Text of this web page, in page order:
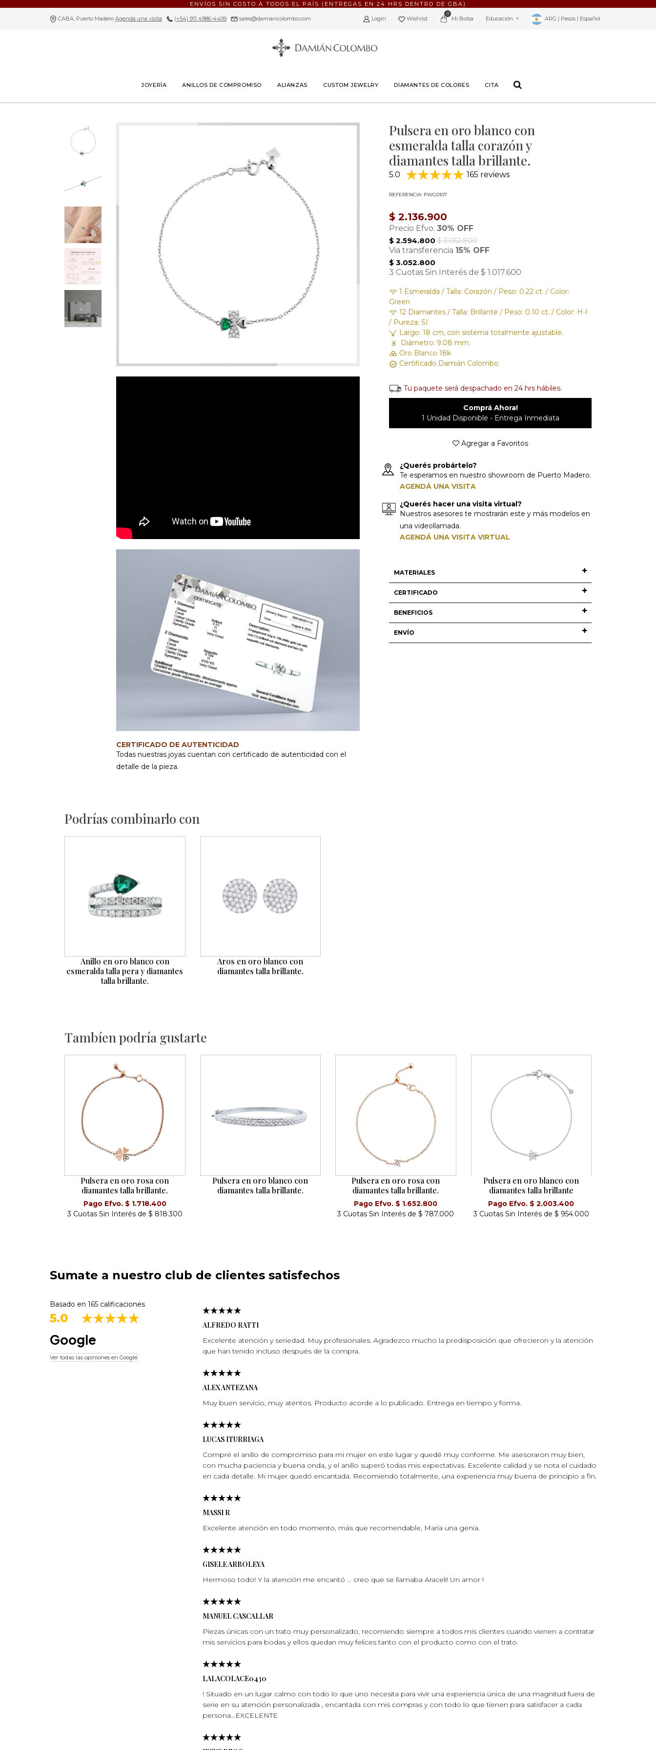
ENVÍOS SIN COSTO A TODOS EL PAÍS (ENTREGAS EN 24 HRS DENTRO DE GBA)
CABA, Puerto Madero Agendá una visita (+54) 911 4986-4409 sales@damiancolombo.com Login Wishlist
0
Mi Bolsa Educación ARG | Pesos | Español
JOYERÍA ANILLOS DE COMPROMISO ALIANZAS CUSTOM JEWELRY DIAMANTES DE COLORES CITA
CERTIFICADO DE AUTENTICIDAD
Todas nuestras joyas cuentan con certificado de autenticidad con el
detalle de la pieza.
Pulsera en oro blanco con
esmeralda talla corazón y
diamantes talla brillante.
5.0 165 reviews
REFERENCIA: PWG0107
$ 2.136.900
Precio Efvo. 30% OFF
$ 2.594.800 $ 3.052.800
Via transferencia 15% OFF
$ 3.052.800
3 Cuotas Sin Interés de $ 1.017.600
1 Esmeralda / Talla: Corazón / Peso: 0.22 ct. / Color:
Green
12 Diamantes / Talla: Brillante / Peso: 0.10 ct. / Color: H-I
/ Pureza: SI
Largo: 18 cm, con sistema totalmente ajustable.
Diámetro: 9.08 mm.
Oro Blanco 18k
Certificado Damián Colombo.
Tu paquete será despachado en 24 hrs hábiles.
Comprá Ahora!
1 Unidad Disponible - Entrega Inmediata
Agregar a Favoritos
¿Querés probártelo?
Te esperamos en nuestro showroom de Puerto Madero.
AGENDÁ UNA VISITA
¿Querés hacer una visita virtual?
Nuestros asesores te mostrarán este y más modelos en
una videollamada.
AGENDÁ UNA VISITA VIRTUAL
MATERIALES
CERTIFICADO
BENEFICIOS
ENVÍO
Podrías combinarlo con
Anillo en oro blanco con
esmeralda talla pera y diamantes
talla brillante.
Aros en oro blanco con
diamantes talla brillante.
Tambíen podría gustarte
Pulsera en oro rosa con
diamantes talla brillante.
Pago Efvo. $ 1.718.400
3 Cuotas Sin Interés de $ 818.300
Pulsera en oro blanco con
diamantes talla brillante.
Pulsera en oro rosa con
diamantes talla brillante.
Pago Efvo. $ 1.652.800
3 Cuotas Sin Interés de $ 787.000
Pulsera en oro blanco con
diamantes talla brillante
Pago Efvo. $ 2.003.400
3 Cuotas Sin Interés de $ 954.000
Sumate a nuestro club de clientes satisfechos
Basado en 165 calificaciones
5.0
Google
Ver todas las opiniones en Google
ALFREDO RATTI
Excelente atención y seriedad. Muy profesionales. Agradezco mucho la predisposición que ofrecieron y la atención
que han tenido incluso después de la compra.
ALEX ANTEZANA
Muy buen servicio, muy atentos. Producto acorde a lo publicado. Entrega en tiempo y forma.
LUCAS ITURRIAGA
Compré el anillo de compromiso para mi mujer en este lugar y quedé muy conforme. Me asesoraron muy bien,
con mucha paciencia y buena onda, y el anillo superó todas mis expectativas. Excelente calidad y se nota el cuidado
en cada detalle. Mi mujer quedó encantada. Recomiendo totalmente, una experiencia muy buena de principio a fin.
MASSI R
Excelente atención en todo momento, más que recomendable, Marí­a una genia.
GISELE ARBOLEYA
Hermoso todo! Y la atención me encantó … creo que se llamaba Araceli! Un amor !
MANUEL CASCALLAR
Piezas únicas con un trato muy personalizado, recomiendo siempre a todos mis clientes cuando vienen a contratar
mis servicios para bodas y ellos quedan muy felices tanto con el producto como con el trato.
LALACOLACE0430
! Situado en un lugar calmo con todo lo que uno necesita para vivir una experiencia única de una magnitud fuera de
serie en su atención personalizada , encantada con mis compras y con todo lo que tienen para satisfacer a cada
persona…EXCELENTE